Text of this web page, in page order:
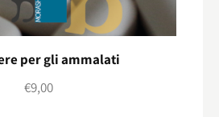
per gli ammalati
€9,00